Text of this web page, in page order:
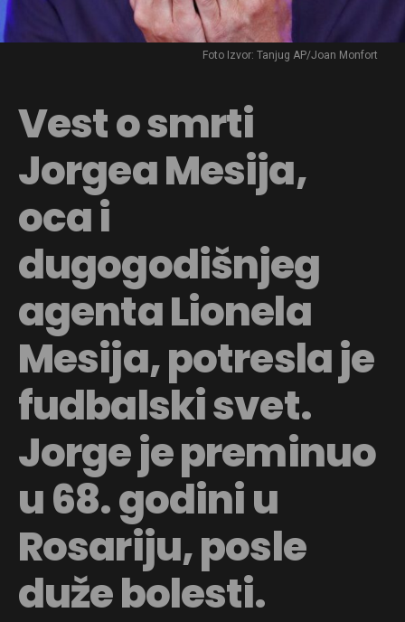
Foto Izvor: Tanjug AP/Joan Monfort
Vest o smrti
Jorgea Mesija,
oca i
dugogodišnjeg
agenta Lionela
Mesija, potresla je
fudbalski svet.
Jorge je preminuo
u 68. godini u
Rosariju, posle
duže bolesti.